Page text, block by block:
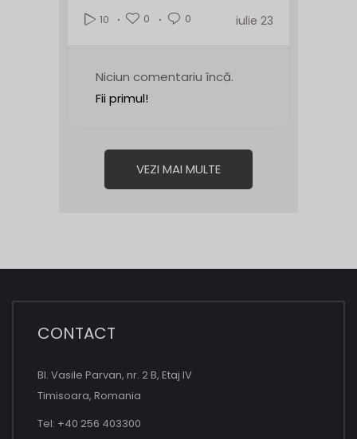
10
0 0 iulie 23
Niciun comentariu încă.
Fii primul!
VEZI MAI MULTE
CONTACT
Bl. Vasile Parvan, nr. 2 B, Etaj IV
Timisoara, Romania
Tel: +40 256 403300